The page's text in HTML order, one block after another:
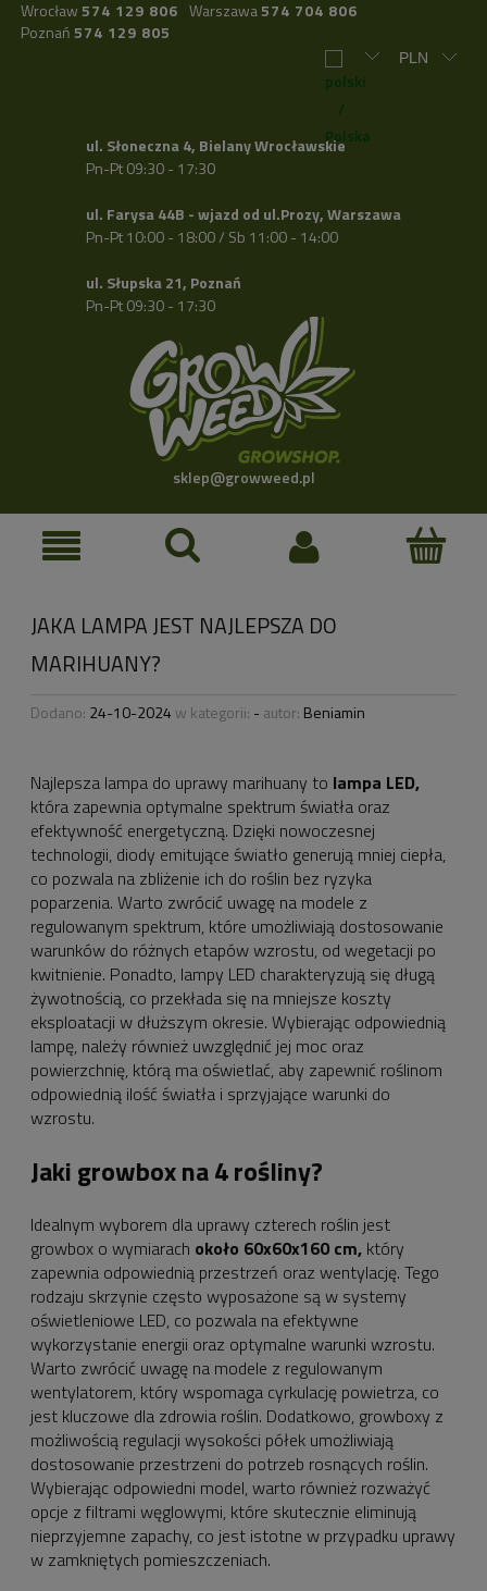
Wrocław 574 129 806 Warszawa574 704 806
Poznań 574 129 805
ul. Słoneczna 4, Bielany Wrocławskie
Pn-Pt 09:30 - 17:30
ul. Farysa 44B - wjazd od ul.Prozy, Warszawa
Pn-Pt 10:00 - 18:00 / Sb 11:00 - 14:00
ul. Słupska 21, Poznań
Pn-Pt 09:30 - 17:30
sklep@growweed.pl
JAKA LAMPA JEST NAJLEPSZA DO
MARIHUANY?
Dodano: 24-10-2024 w kategorii: - autor: Beniamin
Najlepsza lampa do uprawy marihuany to lampa LED,
która zapewnia optymalne spektrum światła oraz
efektywność energetyczną. Dzięki nowoczesnej
technologii, diody emitujące światło generują mniej ciepła,
co pozwala na zbliżenie ich do roślin bez ryzyka
poparzenia. Warto zwrócić uwagę na modele z
regulowanym spektrum, które umożliwiają dostosowanie
warunków do różnych etapów wzrostu, od wegetacji po
kwitnienie. Ponadto, lampy LED charakteryzują się długą
żywotnością, co przekłada się na mniejsze koszty
eksploatacji w dłuższym okresie. Wybierając odpowiednią
lampę, należy również uwzględnić jej moc oraz
powierzchnię, którą ma oświetlać, aby zapewnić roślinom
odpowiednią ilość światła i sprzyjające warunki do
wzrostu.
Jaki growbox na 4 rośliny?
Idealnym wyborem dla uprawy czterech roślin jest
growbox o wymiarach około 60x60x160 cm, który
zapewnia odpowiednią przestrzeń oraz wentylację. Tego
rodzaju skrzynie często wyposażone są w systemy
oświetleniowe LED, co pozwala na efektywne
wykorzystanie energii oraz optymalne warunki wzrostu.
Warto zwrócić uwagę na modele z regulowanym
wentylatorem, który wspomaga cyrkulację powietrza, co
jest kluczowe dla zdrowia roślin. Dodatkowo, growboxy z
możliwością regulacji wysokości półek umożliwiają
dostosowanie przestrzeni do potrzeb rosnących roślin.
Wybierając odpowiedni model, warto również rozważyć
opcje z filtrami węglowymi, które skutecznie eliminują
nieprzyjemne zapachy, co jest istotne w przypadku uprawy
w zamkniętych pomieszczeniach.